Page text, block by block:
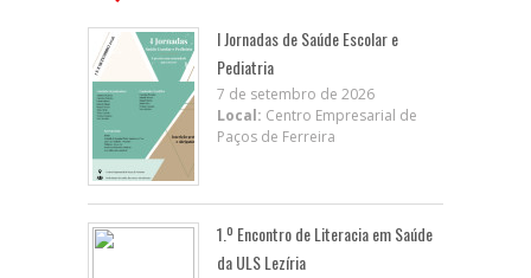
I Jornadas de Saúde Escolar e
Pediatria
7 de setembro de 2026
Local: Centro Empresarial de
Paços de Ferreira
1.º Encontro de Literacia em Saúde
da ULS Lezíria